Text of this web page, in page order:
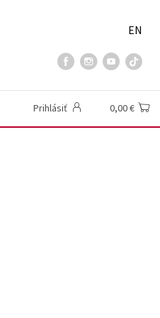
EN
Prihlásiť 0,00 €